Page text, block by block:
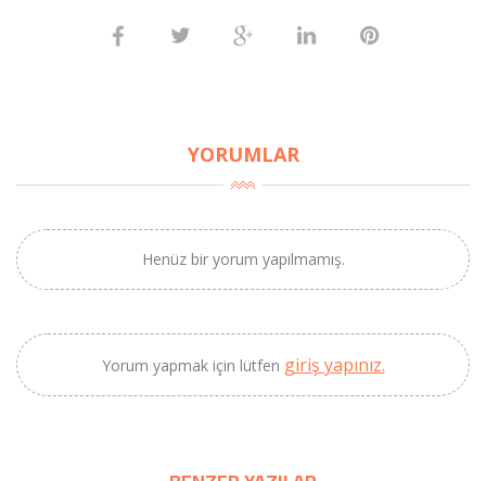
YORUMLAR
Henüz bir yorum yapılmamış.
Yorum yapmak için lütfen giriş yapınız.